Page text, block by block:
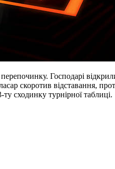
Господарі
скоротив відставання,
ту сходинку турнірної таблиці.